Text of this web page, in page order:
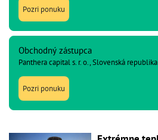
Pozri ponuku
Obchodný zástupca
Panthera capital s. r. o., Slovenská republika
Pozri ponuku